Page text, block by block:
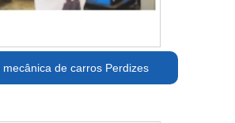
mecânica de carros Perdizes